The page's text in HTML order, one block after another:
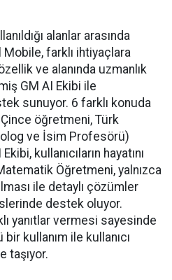
alanlar arasında
Mobile, farklı ihtiyaçlara
ve alanında uzmanlık
GM AI Ekibi ile
sunuyor. 6 farklı konuda
öğretmeni, Türk
ve İsim Profesörü)
kullanıcıların hayatını
Öğretmeni, yalnızca
ile detaylı çözümler
destek oluyor.
yanıtlar vermesi sayesinde
kullanım ile kullanıcı
taşıyor.